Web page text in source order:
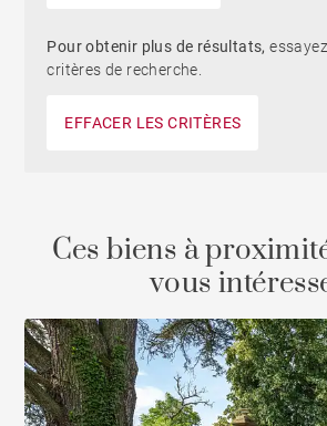
Pour obtenir plus de résultats,
critères de recherche.
EFFACER LES CRITÈRES
Ces biens à
vous